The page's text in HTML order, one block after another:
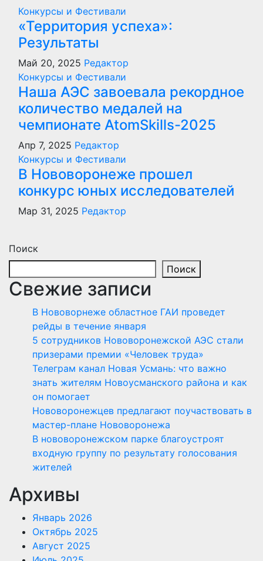
Конкурсы и Фестивали
«Территория успеха»:
Результаты
Май 20, 2025 Редактор
Конкурсы и Фестивали
Наша АЭС завоевала рекордное
количество медалей на
чемпионате AtomSkills-2025
Апр 7, 2025 Редактор
Конкурсы и Фестивали
В Нововоронеже прошел
конкурс юных исследователей
Мар 31, 2025 Редактор
Поиск
Поиск
Свежие записи
В Нововорнеже областное ГАИ проведет
рейды в течение января
5 сотрудников Нововоронежской АЭС стали
призерами премии «Человек труда»
Телеграм канал Новая Усмань: что важно
знать жителям Новоусманского района и как
он помогает
Нововоронежцев предлагают поучаствовать в
мастер-плане Нововоронежа
В нововоронежском парке благоустроят
входную группу по результату голосования
жителей
Архивы
Январь 2026
Октябрь 2025
Август 2025